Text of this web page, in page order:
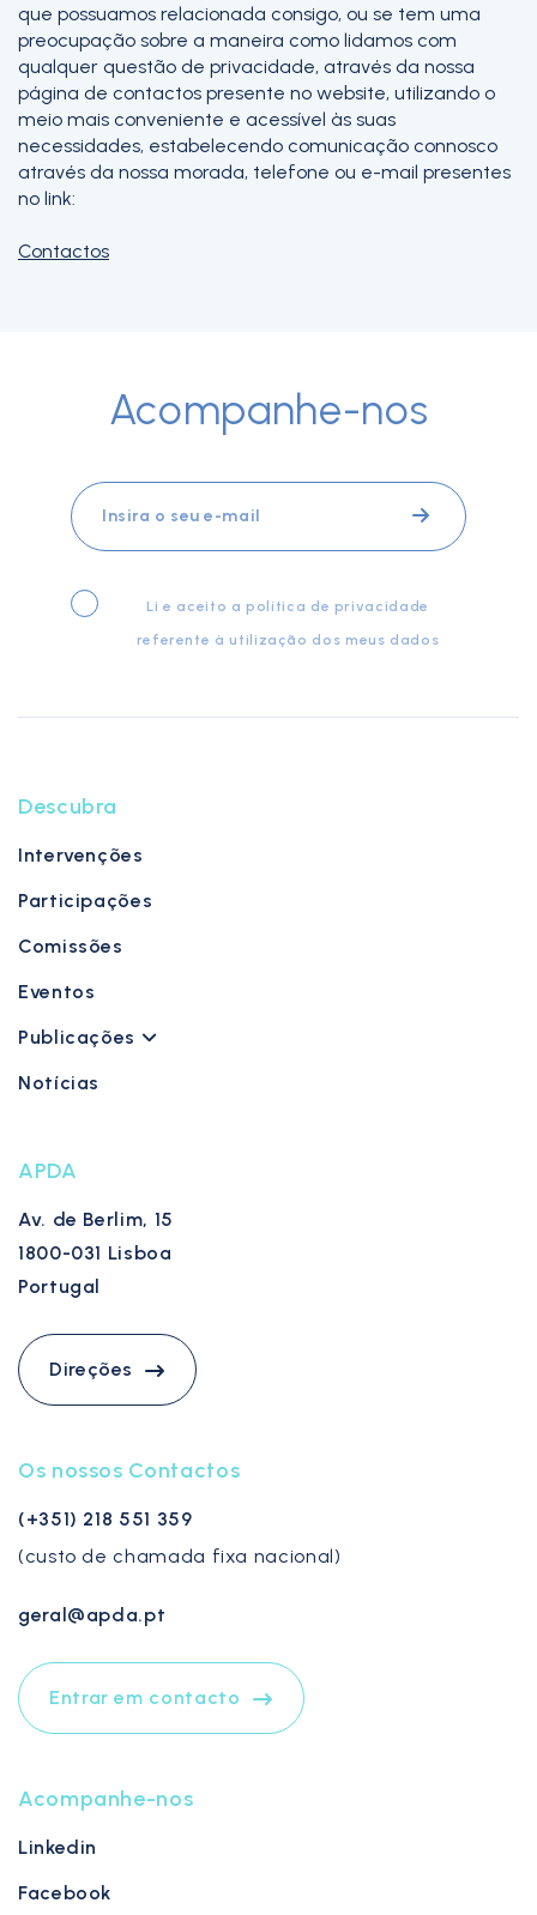
que possuamos relacionada consigo, ou se tem uma
preocupação sobre a maneira como lidamos com
qualquer questão de privacidade, através da nossa
página de contactos presente no website, utilizando o
meio mais conveniente e acessível às suas
necessidades, estabelecendo comunicação connosco
através da nossa morada, telefone ou e-mail presentes
no link:
Contactos
Acompanhe-nos
Li e aceito a política de privacidade
referente à utilização dos meus dados
Descubra
Intervenções
Participações
Comissões
Eventos
Publicações
Notícias
APDA
Av. de Berlim, 15
1800-031 Lisboa
Portugal
Direções
Os nossos Contactos
(+351) 218 551 359
(custo de chamada fixa nacional)
geral@apda.pt
Entrar em contacto
Acompanhe-nos
Linkedin
Facebook